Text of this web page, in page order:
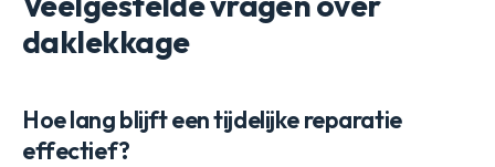
daklekkage
Hoe lang blijft een tijdelijke reparatie
effectief?